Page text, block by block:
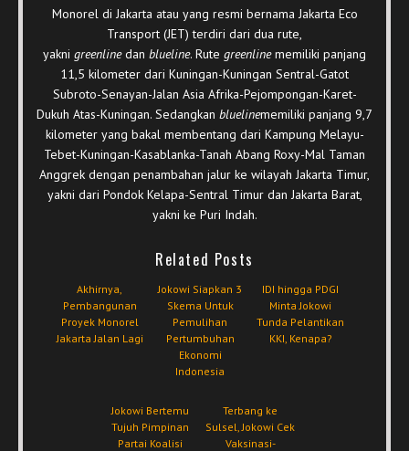
Monorel di Jakarta atau yang resmi bernama Jakarta Eco
Transport (JET) terdiri dari dua rute,
yakni greenlinedan blueline. Rute greenlinememiliki panjang
11,5 kilometer dari Kuningan-Kuningan Sentral-Gatot
Subroto-Senayan-Jalan Asia Afrika-Pejompongan-Karet-
Dukuh Atas-Kuningan. Sedangkan bluelinememiliki panjang 9,7
kilometer yang bakal membentang dari Kampung Melayu-
Tebet-Kuningan-Kasablanka-Tanah Abang Roxy-Mal Taman
Anggrek dengan penambahan jalur ke wilayah Jakarta Timur,
yakni dari Pondok Kelapa-Sentral Timur dan Jakarta Barat,
yakni ke Puri Indah.
Related Posts
Akhirnya,
Pembangunan
Proyek Monorel
Jakarta Jalan Lagi
Jokowi Siapkan 3
Skema Untuk
Pemulihan
Pertumbuhan
Ekonomi
Indonesia
IDI hingga PDGI
Minta Jokowi
Tunda Pelantikan
KKI, Kenapa?
Jokowi Bertemu
Tujuh Pimpinan
Partai Koalisi
Terbang ke
Sulsel, Jokowi Cek
Vaksinasi-